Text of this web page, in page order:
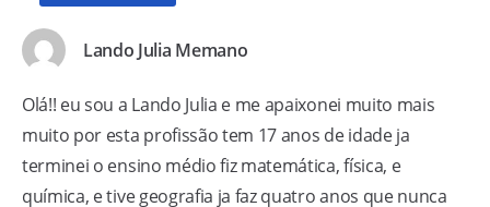
Lando Julia Memano
Olá!! eu sou a Lando Julia e me apaixonei muito mais
muito por esta profissão tem 17 anos de idade ja
terminei o ensino médio fiz matemática, física, e
química, e tive geografia ja faz quatro anos que nunca